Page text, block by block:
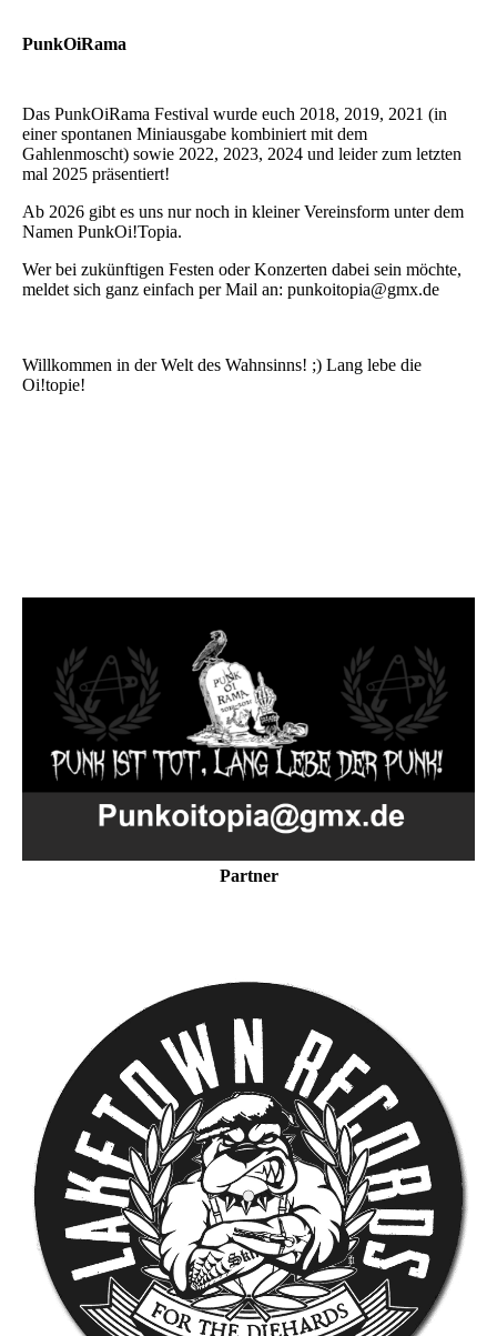
PunkOiRama
Das PunkOiRama Festival wurde euch 2018, 2019, 2021 (in
einer spontanen Miniausgabe kombiniert mit dem
Gahlenmoscht) sowie 2022, 2023, 2024 und leider zum letzten
mal 2025 präsentiert!
Ab 2026 gibt es uns nur noch in kleiner Vereinsform unter dem
Namen PunkOi!Topia.
Wer bei zukünftigen Festen oder Konzerten dabei sein möchte,
meldet sich ganz einfach per Mail an: punkoitopia@gmx.de
Willkommen in der Welt des Wahnsinns! ;) Lang lebe die
Oi!topie!
Partner